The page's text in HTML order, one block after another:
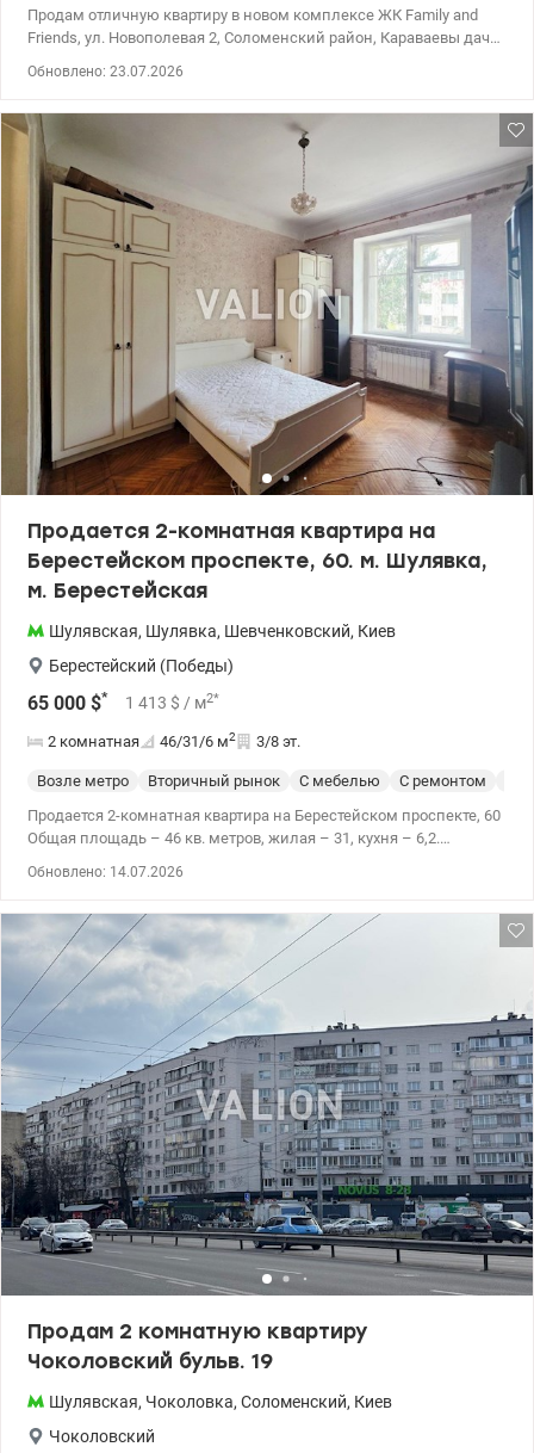
Продам отличную квартиру в новом комплексе ЖК Family and
Friends, ул. Новополевая 2, Соломенский район, Караваевы дачи.
выходят на восток. Дом монолитно-каркасный, имеет свою
закрытую территорию, магазины, фитнес-студию, кафе. Рядом
лицей Эрудит, НАУ, КПИ, сады, школы, ТРЦ Космополит, ТРЦ
Аркадия. Удобная транспортная развязка, скоростной трамвай
до метро Шулявская 10 минут. Просмотры по договоренности.
Цена 85 000 у.е. Светлана 0669569268, 0989748035
valion.ua/1153923
Обновлено: 23.07.2026
Продается 2-комнатная квартира на
Берестейском проспекте, 60. м. Шулявка,
м. Берестейская
Шулявская, Шулявка, Шевченковский, Киев
Берестейский (Победы)
65 000 $* 1 413 $ / м2*
2 комнатная 46/31/6 м2 3/8 эт.
Возле метро Вторичный рынок С мебелью С ремонтом
Продается 2-комнатная квартира на Берестейском проспекте, 60
Общая площадь – 46 кв. метров, жилая – 31, кухня – 6,2.
квартира очень светлая. Высота потолков – 3 метра. Состояние
жилое, но требует ремонта. Установлены новые радиаторы,
частично заменена сантехника. В доме установлен счетчик на
отопление, позволяющий существенно экономить на
коммунальных платежах. Окна выходят на тихую зеленую
улочку, которая обеспечивает спокойную атмосферу и приятный
вид. Вся мебель и бытовая техника, включая стиральную
машину, холодильник и бойлер, остаются новым владельцам. В
квартире дубовый паркет в хорошем состоянии, двойная дверь и
тамбур на две квартиры. Соседи рядом не проживают. Дом
расположен в 15 минутах ходьбы от метро «Шулявская». Рядом
есть два продуктовых магазина и государственная библиотека
юношества. Вблизи Парк Нивки, Сырецкий парк, Парк Орленок,
Сырецкий Гай, Парк им. Пушкина. Цена 65000у.е. 0991932390
Юлия valion.ua/1153430
Обновлено: 14.07.2026
Продам 2 комнатную квартиру
Чоколовский бульв. 19
Шулявская, Чоколовка, Соломенский, Киев
Чоколовский